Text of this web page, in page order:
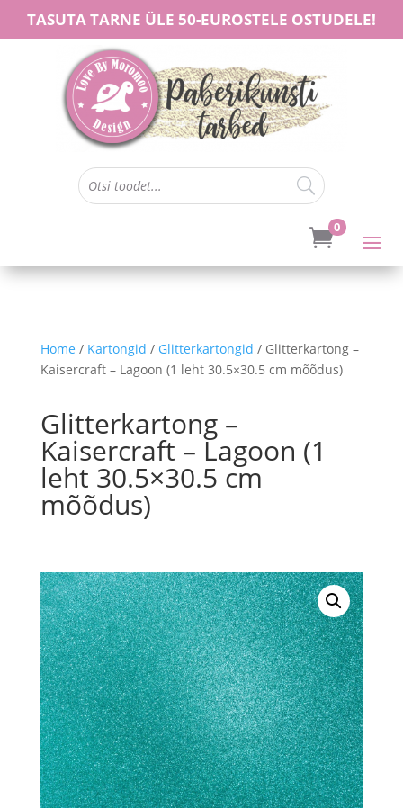
TASUTA TARNE ÜLE 50-EUROSTELE OSTUDELE!
0
Home / Kartongid / Glitterkartongid / Glitterkartong –
Kaisercraft – Lagoon (1 leht 30.5×30.5 cm mõõdus)
Glitterkartong –
Kaisercraft – Lagoon (1
leht 30.5×30.5 cm
mõõdus)